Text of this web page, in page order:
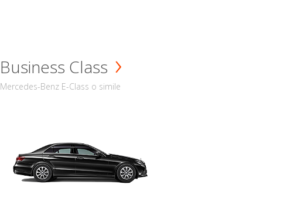
Business Class
Mercedes-Benz E-Class o simile